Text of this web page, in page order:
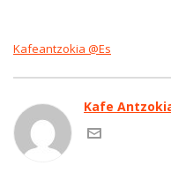
Kafeantzokia @es
Kafe